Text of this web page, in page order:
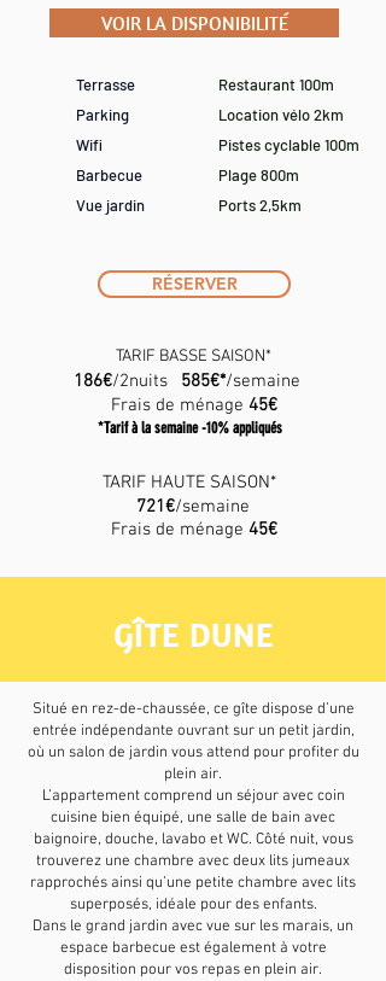
Terrasse
Parking
Wifi
Barbecue
Vue jardin
Restaurant 100m
Location vélo 2km
Pistes cyclable 100m
Plage 800m
Ports 2,5km
VOIR LA DISPONIBILITÉ
RÉSERVER
TARIF BASSE SAISON*
Frais de ménage 45€
585€*/semaine
*Tarif à la semaine -10% appliqués
186€/2nuits
TARIF HAUTE SAISON*
721€/semaine
Frais de ménage 45€
GÎTE DUNE
Situé en rez-de-chaussée, ce gîte dispose d’une
entrée indépendante ouvrant sur un petit jardin,
où un salon de jardin vous attend pour profiter du
plein air.
L’appartement comprend un séjour avec coin
cuisine bien équipé, une salle de bain avec
baignoire, douche, lavabo et WC. Côté nuit, vous
trouverez une chambre avec deux lits jumeaux
rapprochés ainsi qu’une petite chambre avec lits
superposés, idéale pour des enfants.
Dans le grand jardin avec vue sur les marais, un
espace barbecue est également à votre
disposition pour vos repas en plein air.